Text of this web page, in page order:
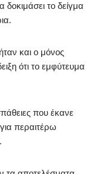
δοκιμάσει το δείγμα
και ο μόνος
ότι το εμφύτευμα
που έκανε
περαιτέρω